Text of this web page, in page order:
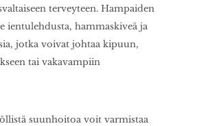
terveyteen. Hampaiden
ientulehdusta, hammaskiveä ja
jotka voivat johtaa kipuun,
tai vakavampiin
suunhoitoa voit varmistaa